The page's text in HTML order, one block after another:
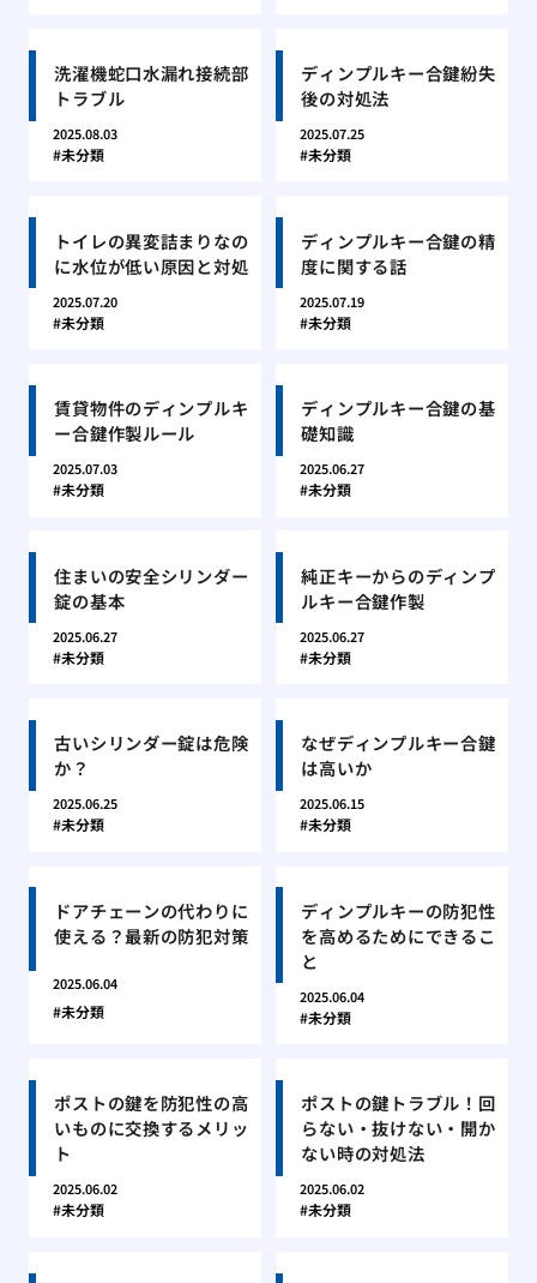
洗濯機蛇口水漏れ接続部
トラブル
2025.08.03
未分類
ディンプルキー合鍵紛失
後の対処法
2025.07.25
未分類
トイレの異変詰まりなの
に水位が低い原因と対処
2025.07.20
未分類
ディンプルキー合鍵の精
度に関する話
2025.07.19
未分類
賃貸物件のディンプルキ
ー合鍵作製ルール
2025.07.03
未分類
ディンプルキー合鍵の基
礎知識
2025.06.27
未分類
住まいの安全シリンダー
錠の基本
2025.06.27
未分類
純正キーからのディンプ
ルキー合鍵作製
2025.06.27
未分類
古いシリンダー錠は危険
か？
2025.06.25
未分類
なぜディンプルキー合鍵
は高いか
2025.06.15
未分類
ドアチェーンの代わりに
使える？最新の防犯対策
2025.06.04
未分類
ディンプルキーの防犯性
を高めるためにできるこ
と
2025.06.04
未分類
ポストの鍵を防犯性の高
いものに交換するメリッ
ト
2025.06.02
未分類
ポストの鍵トラブル！回
らない・抜けない・開か
ない時の対処法
2025.06.02
未分類